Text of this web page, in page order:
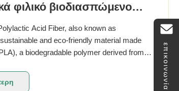
επικοινωνία
φιλικό βιοδιασπώμενο
Acid Fiber, also known as
and eco-friendly material made
a biodegradable polymer derived from
a fineness of 1.5D, making ...